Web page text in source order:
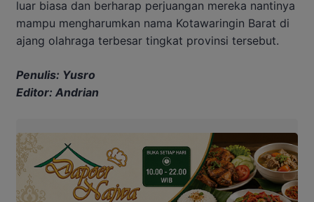
luar biasa dan berharap perjuangan mereka nantinya
mampu mengharumkan nama Kotawaringin Barat di
ajang olahraga terbesar tingkat provinsi tersebut.
Penulis: Yusro
Editor: Andrian